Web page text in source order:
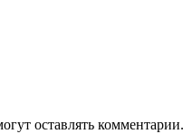
оставлять комментарии.